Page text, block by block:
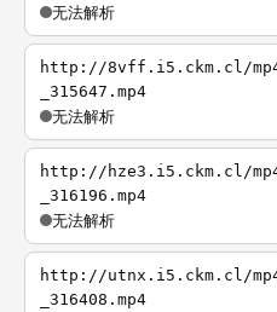
无法解析
http://8vff.i5.ckm.cl/mp4/
_315647.mp4
无法解析
http://hze3.i5.ckm.cl/
_316196.mp4
无法解析
http://utnx.i5.ckm.cl/
_316408.mp4